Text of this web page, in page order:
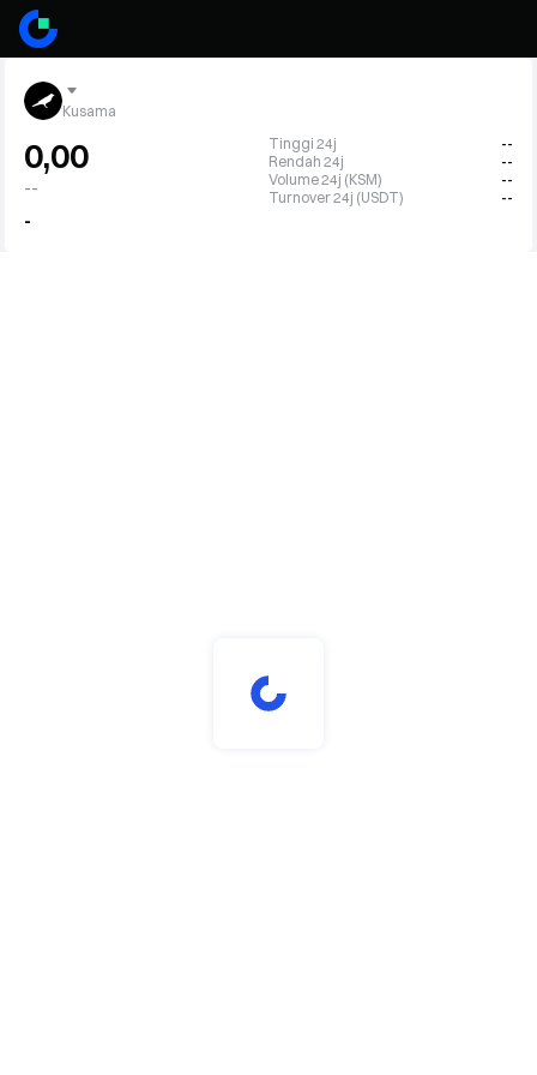
Kusama
0,00
--
-
Tinggi 24j
--
Rendah 24j
--
Volume 24j (KSM)
--
Turnover 24j (USDT)
--